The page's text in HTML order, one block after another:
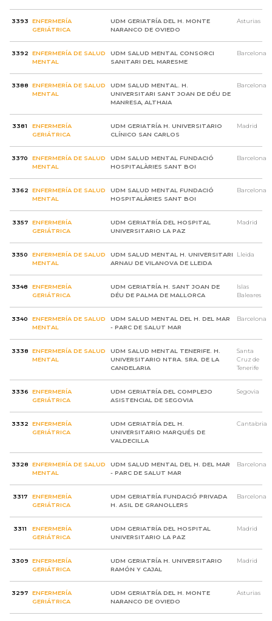
3393
ENFERMERÍA
GERIÁTRICA
UDM GERIATRÍA DEL H. MONTE
NARANCO DE OVIEDO
Asturias
3392
ENFERMERÍA DE SALUD
MENTAL
UDM SALUD MENTAL CONSORCI
SANITARI DEL MARESME
Barcelona
3388
ENFERMERÍA DE SALUD
MENTAL
UDM SALUD MENTAL. H.
UNIVERSITARI SANT JOAN DE DÉU DE
MANRESA, ALTHAIA
Barcelona
3381
ENFERMERÍA
GERIÁTRICA
UDM GERIATRÍA H. UNIVERSITARIO
CLÍNICO SAN CARLOS
Madrid
3370
ENFERMERÍA DE SALUD
MENTAL
UDM SALUD MENTAL FUNDACIÓ
HOSPITALÀRIES SANT BOI
Barcelona
3362
ENFERMERÍA DE SALUD
MENTAL
UDM SALUD MENTAL FUNDACIÓ
HOSPITALÀRIES SANT BOI
Barcelona
3357
ENFERMERÍA
GERIÁTRICA
UDM GERIATRÍA DEL HOSPITAL
UNIVERSITARIO LA PAZ
Madrid
3350
ENFERMERÍA DE SALUD
MENTAL
UDM SALUD MENTAL H. UNIVERSITARI
ARNAU DE VILANOVA DE LLEIDA
Lleida
3348
ENFERMERÍA
GERIÁTRICA
UDM GERIATRÍA H. SANT JOAN DE
DÉU DE PALMA DE MALLORCA
Islas
Baleares
3340
ENFERMERÍA DE SALUD
MENTAL
UDM SALUD MENTAL DEL H. DEL MAR
- PARC DE SALUT MAR
Barcelona
3338
ENFERMERÍA DE SALUD
MENTAL
UDM SALUD MENTAL TENERIFE. H.
UNIVERSITARIO NTRA. SRA. DE LA
CANDELARIA
Santa
Cruz de
Tenerife
3336
ENFERMERÍA
GERIÁTRICA
UDM GERIATRÍA DEL COMPLEJO
ASISTENCIAL DE SEGOVIA
Segovia
3332
ENFERMERÍA
GERIÁTRICA
UDM GERIATRÍA DEL H.
UNIVERSITARIO MARQUÉS DE
VALDECILLA
Cantabria
3328
ENFERMERÍA DE SALUD
MENTAL
UDM SALUD MENTAL DEL H. DEL MAR
- PARC DE SALUT MAR
Barcelona
3317
ENFERMERÍA
GERIÁTRICA
UDM GERIATRÍA FUNDACIÓ PRIVADA
H. ASIL DE GRANOLLERS
Barcelona
3311
ENFERMERÍA
GERIÁTRICA
UDM GERIATRÍA DEL HOSPITAL
UNIVERSITARIO LA PAZ
Madrid
3309
ENFERMERÍA
GERIÁTRICA
UDM GERIATRÍA H. UNIVERSITARIO
RAMÓN Y CAJAL
Madrid
3297
ENFERMERÍA
GERIÁTRICA
UDM GERIATRÍA DEL H. MONTE
NARANCO DE OVIEDO
Asturias